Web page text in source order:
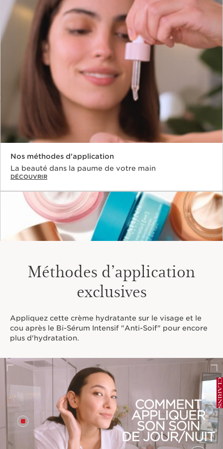
Nos méthodes d'application
La beauté dans la paume de votre main
DÉCOUVRIR
Hydratants
Anti-âge, hydratation, peau jeune, trouvez celui qu’il
vous faut
DÉCOUVRIR
Méthodes d’application
exclusives
Appliquez cette crème hydratante sur le visage et le
cou après le Bi-Sérum Intensif "Anti-Soif" pour encore
plus d'hydratation.